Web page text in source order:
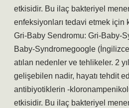
etkisidir. Bu ilaç bakteriyel
enfeksiyonları tedavi etmek için
Gri-Baby Sendromu: Gri-Baby-
Baby-Syndromegoogle
atılan nedenler ve tehlikeler. 2
gelişebilen nadir, hayatı tehdit
antibiyotiklerin -
etkisidir. Bu ilaç bakteriyel